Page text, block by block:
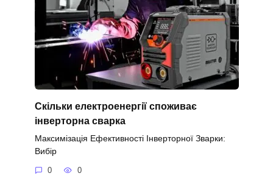
Скільки електроенергії споживає
інверторна сварка
Максимізація Ефективності Інверторної Зварки:
Вибір
0 0